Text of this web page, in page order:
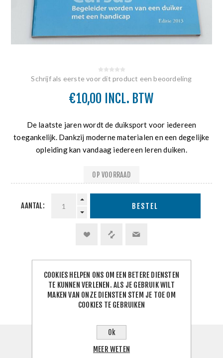
Schrijf als eerste voor dit product een beoordeling
€10,00 INCL. BTW
De laatste jaren wordt de duiksport voor iedereen
toegankelijk. Dankzij moderne materialen en een degelijke
opleiding kan vandaag iedereen leren duiken.
OP VOORRAAD
AANTAL: BESTEL
SHARE:
BESCHRIJVING
COOKIES HELPEN ONS OM EEN BETERE DIENSTEN
TE KUNNEN VERLENEN. ALS JE GEBRUIK WILT
MAKEN VAN ONZE DIENSTEN STEM JE TOE OM
COOKIES TE GEBRUIKEN
Ok
MEER WETEN